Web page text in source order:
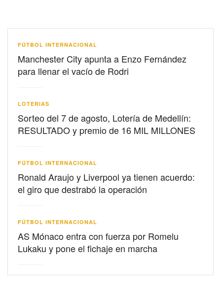
FÚTBOL INTERNACIONAL
Manchester City apunta a Enzo Fernández
para llenar el vacío de Rodri
LOTERIAS
Sorteo del 7 de agosto, Lotería de Medellín:
RESULTADO y premio de 16 MIL MILLONES
FÚTBOL INTERNACIONAL
Ronald Araujo y Liverpool ya tienen acuerdo:
el giro que destrabó la operación
FÚTBOL INTERNACIONAL
AS Mónaco entra con fuerza por Romelu
Lukaku y pone el fichaje en marcha